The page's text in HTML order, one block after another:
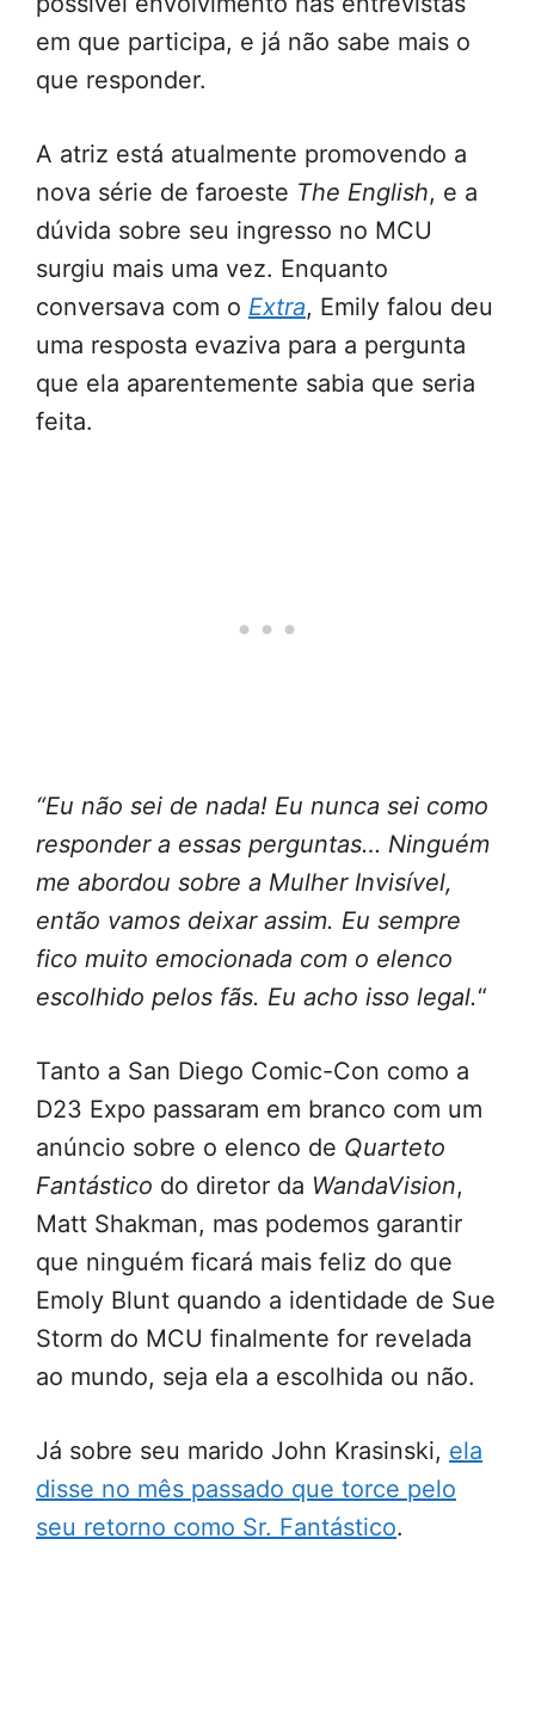
em que participa, e já não sabe mais o
que responder.
A atriz está atualmente promovendo a
nova série de faroeste The English, e a
dúvida sobre seu ingresso no MCU
surgiu mais uma vez. Enquanto
conversava com o Extra, Emily falou deu
uma resposta evaziva para a pergunta
que ela aparentemente sabia que seria
feita.
“Eu não sei de nada! Eu nunca sei como
responder a essas perguntas… Ninguém
me abordou sobre a Mulher Invisível,
então vamos deixar assim. Eu sempre
fico muito emocionada com o elenco
escolhido pelos fãs. Eu acho isso legal.“
Tanto a San Diego Comic-Con como a
D23 Expo passaram em branco com um
anúncio sobre o elenco de Quarteto
Fantástico do diretor da WandaVision,
Matt Shakman, mas podemos garantir
que ninguém ficará mais feliz do que
Emoly Blunt quando a identidade de Sue
Storm do MCU finalmente for revelada
ao mundo, seja ela a escolhida ou não.
Já sobre seu marido John Krasinski, ela
disse no mês passado que torce pelo
seu retorno como Sr. Fantástico.